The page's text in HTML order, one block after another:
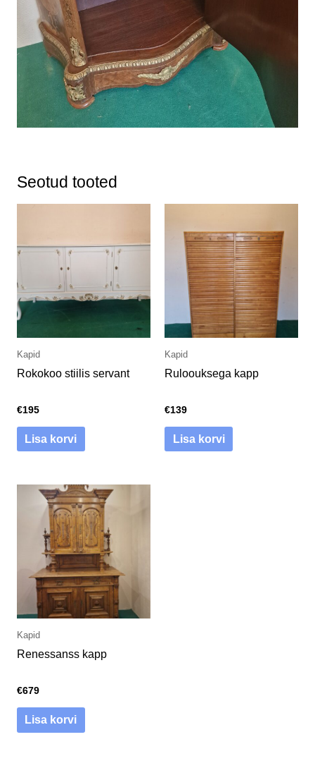
Seotud tooted
Kapid
Rokokoo stiilis servant
€195
Lisa korvi
Kapid
Ruloouksega kapp
€139
Lisa korvi
Kapid
Renessanss kapp
€679
Lisa korvi